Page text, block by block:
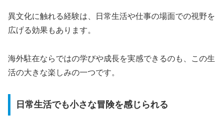
異文化に触れる経験は、日常生活や仕事の場面での視野を
広げる効果もあります。
海外駐在ならではの学びや成長を実感できるのも、この生
活の大きな楽しみの一つです。
日常生活でも小さな冒険を感じられる